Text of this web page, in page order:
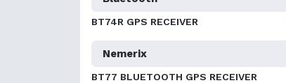
BT74R GPS RECEIVER
Nemerix
BT77 BLUETOOTH GPS RECEIVER